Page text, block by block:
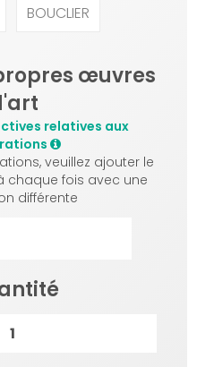
BOUCLIER
œuvres
relatives aux
veuillez ajouter le
chaque fois avec une
différente